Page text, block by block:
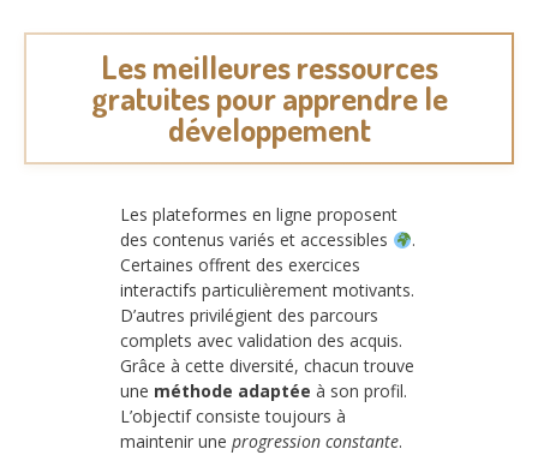
Les meilleures ressources
gratuites pour apprendre le
développement
Les plateformes en ligne proposent
des contenus variés et accessibles
.
Certaines offrent des exercices
interactifs particulièrement motivants.
D’autres privilégient des parcours
complets avec validation des acquis.
Grâce à cette diversité, chacun trouve
une méthode adaptée à son profil.
L’objectif consiste toujours à
maintenir une progression constante.